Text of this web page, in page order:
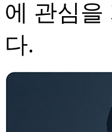
에 관심을
다.